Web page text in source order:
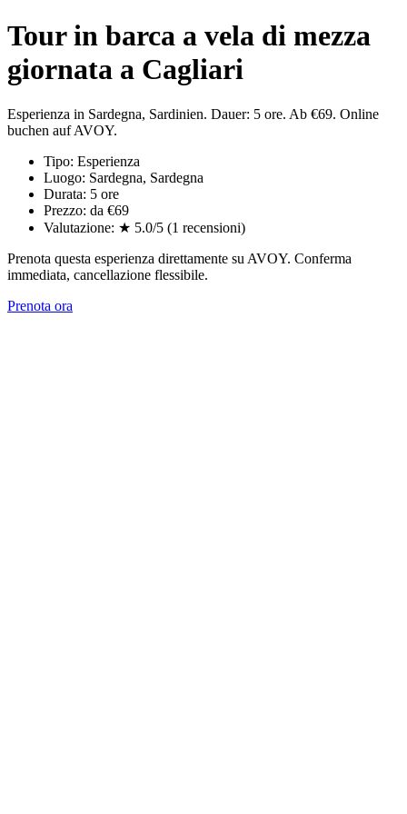
Tour in barca a vela di mezza
giornata a Cagliari
Esperienza in Sardegna, Sardinien. Dauer: 5 ore. Ab €69. Online
buchen auf AVOY.
Tipo: Esperienza
Luogo: Sardegna, Sardegna
Durata: 5 ore
Prezzo: da €69
Valutazione: ★ 5.0/5 (1 recensioni)
Prenota questa esperienza direttamente su AVOY. Conferma
immediata, cancellazione flessibile.
Prenota ora